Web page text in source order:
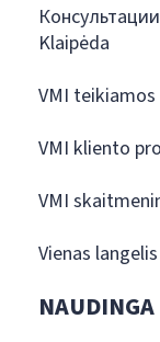
Klaipėda
VMI
VMI kliento
VMI
Vienas
NAUDINGA